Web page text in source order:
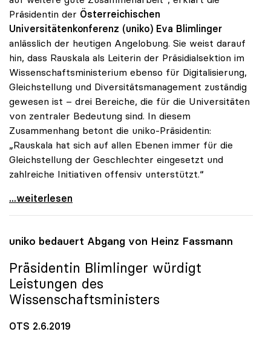
Präsidentin der Österreichischen
Universitätenkonferenz (uniko) Eva Blimlinger
anlässlich der heutigen Angelobung. Sie weist darauf
hin, dass Rauskala als Leiterin der Präsidialsektion im
Wissenschaftsministerium ebenso für Digitalisierung,
Gleichstellung und Diversitätsmanagement zuständig
gewesen ist – drei Bereiche, die für die Universitäten
von zentraler Bedeutung sind. In diesem
Zusammenhang betont die uniko-Präsidentin:
„Rauskala hat sich auf allen Ebenen immer für die
Gleichstellung der Geschlechter eingesetzt und
zahlreiche Initiativen offensiv unterstützt.“
Präsidentin Blimlinger gratuliert Iris Rauskala
...weiterlesen
uniko bedauert Abgang von Heinz Fassmann
Präsidentin Blimlinger würdigt
Leistungen des
Wissenschaftsministers
OTS 2.6.2019